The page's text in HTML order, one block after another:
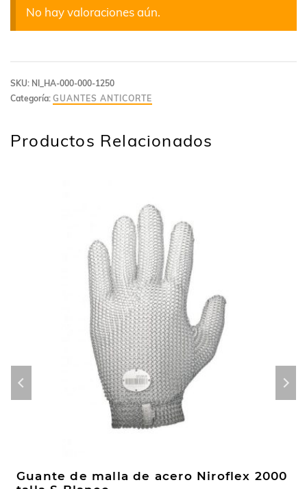
No hay valoraciones aún.
SKU: NI_HA-000-000-1250
Categoría: GUANTES ANTICORTE
Productos Relacionados
Guante de malla de acero Niroflex 2000